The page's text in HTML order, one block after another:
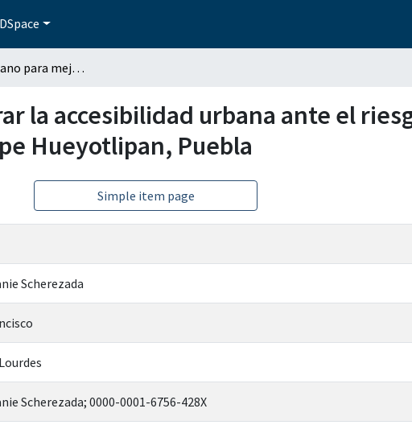
Proyecto urbano para mejorar la accesibilidad urbana ante el riesgo de inundación caso: Junta auxiliar San Felipe Hueyotlipan, Puebla
la accesibilidad urbana ante el
Hueyotlipan, Puebla
Simple item page
Scherezada
Scherezada; 0000-0001-6756-428X